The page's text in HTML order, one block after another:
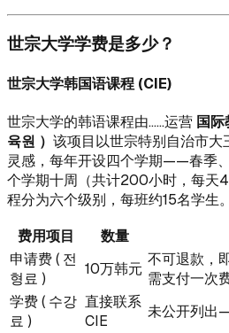
世宗大学学费是多少？
世宗大学韩国语课程 (CIE)
世宗大学的韩语课程由……运营 国
육원 ） 该项目以世宗特别自治市
灵感，每年开设四个学期——春季
个学期十周（共计200小时，每天
程分为六个级别，每班约15名学生。
费用项目
数量
申请费 ( 전
형료 )
10万韩元
不可退款，
需支付一次
学费 ( 수강
료 )
直接联系
CIE
未公开列出